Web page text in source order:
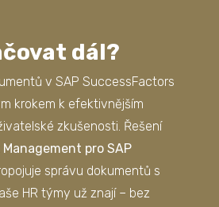
dál?
v SAP SuccessFactors
krokem k efektivnějším
zkušenosti. Řešení
pro SAP
správu dokumentů s
HR týmy už znají – bez